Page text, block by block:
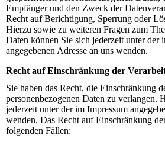
Empfänger und den Zweck der
Recht auf Berichtigung, Sperrung oder
Hierzu sowie zu weiteren Fragen zum
Daten können Sie sich jederzeit unter der
angegebenen Adresse an uns wenden.
Recht auf Einschränkung der
Sie haben das Recht, die Einschränkung
personenbezogenen Daten zu verlangen.
jederzeit unter der im Impressum
wenden. Das Recht auf Einschränkung
folgenden Fällen: